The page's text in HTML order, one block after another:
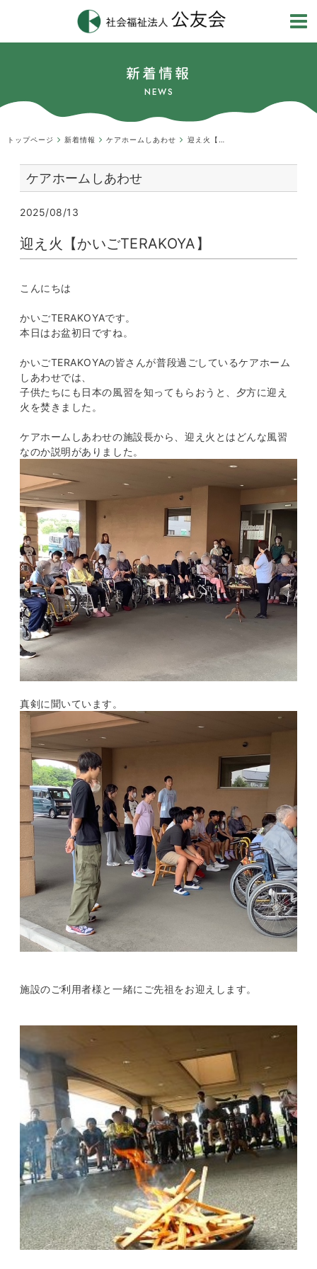
新着情報
NEWS
トップページ 新着情報 ケアホームしあわせ
ケアホームしあわせ
2025/08/13
迎え火【かいごTERAKOYA】
こんにちは
かいごTERAKOYAです。
本日はお盆初日ですね。
かいごTERAKOYAの皆さんが普段過ごしているケアホーム
しあわせでは、
子供たちにも日本の風習を知ってもらおうと、夕方に迎え
火を焚きました。
ケアホームしあわせの施設長から、迎え火とはどんな風習
なのか説明がありました。
真剣に聞いています。
施設のご利用者様と一緒にご先祖をお迎えします。